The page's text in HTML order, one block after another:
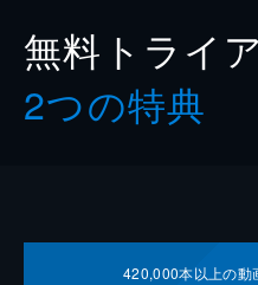
無料トライ
2つの特典
420,000本以上の動